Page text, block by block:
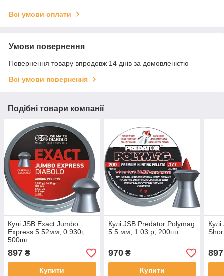
Всі умови оплати
Умови повернення
Повернення товару впродовж 14 днів за домовленістю
Всі умови повернення
Подібні товари компанії
Кулі JSB Exact Jumbo
Express 5.52мм, 0.930г,
500шт
897 ₴
Купити
Кулі JSB Predator Polymag
5.5 мм, 1.03 р, 200шт
970₴
Купити
897